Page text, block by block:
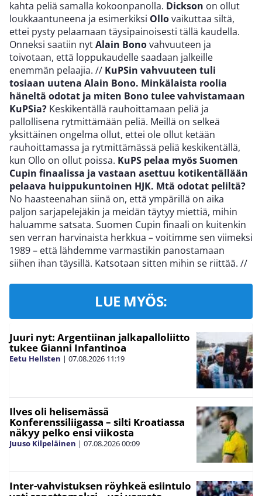
kahta peliä samalla kokoonpanolla. Dickson on ollut
loukkaantuneena ja esimerkiksi Ollovaikuttaa siltä,
ettei pysty pelaamaan täysipainoisesti tällä kaudella.
Onneksi saatiin nytAlain Bonovahvuuteen ja
toivotaan, että loppukaudelle saadaan jalkeille
enemmän pelaajia. // KuPSin vahvuuteen tuli
tosiaan uutena Alain Bono. Minkälaista roolia
häneltä odotat ja miten Bono tulee vahvistamaan
KuPSia? Keskikentällä rauhoittamaan peliä ja
pallollisena rytmittämään peliä. Meillä on selkeä
yksittäinen ongelma ollut, ettei ole ollut ketään
rauhoittamassa ja rytmittämässä peliä keskikentällä,
kun Ollo on ollut poissa. KuPS pelaa myös Suomen
Cupin finaalissa ja vastaan asettuu kotikentällään
pelaava huippukuntoinen HJK. Mtä odotat peliltä?
No haasteenahan siinä on, että ympärillä on aika
paljon sarjapelejäkin ja meidän täytyy miettiä, mihin
haluamme satsata. Suomen Cupin finaali on kuitenkin
sen verran harvinaista herkkua – voitimme sen viimeksi
1989 – että lähdemme varmastikin panostamaan
siihen ihan täysillä. Katsotaan sitten mihin se riittää. //
LUE MYÖS:
Juuri nyt: Argentiinan jalkapalloliitto
tukee Gianni Infantinoa
Eetu Hellsten | 07.08.2026 11:19
Ilves oli helisemässä
Konferenssiliigassa – silti Kroatiassa
näkyy pelko ensi viikosta
Juuso Kilpeläinen | 07.08.202600:09
Inter-vahvistuksen röyhkeä esiintulo